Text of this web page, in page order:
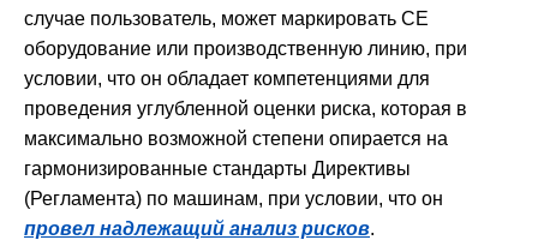
случае пользователь, может маркировать CE
оборудование или производственную линию, при
условии, что он обладает компетенциями для
проведения углубленной оценки риска, которая в
максимально возможной степени опирается на
гармонизированные стандарты Директивы
(Регламента) по машинам, при условии, что он
провел надлежащий анализ рисков.